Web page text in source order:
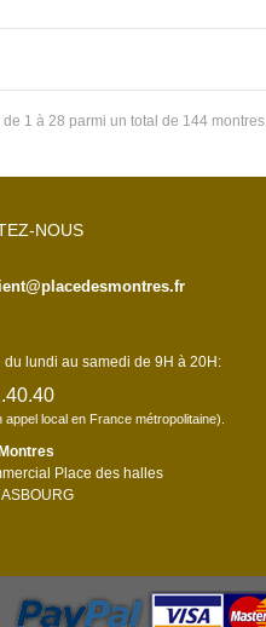
1 à 28 parmi un total de 144 montres.
NOUS
lundi au samedi de 9H à 20H:
appel local en France métropolitaine).
Place des halles